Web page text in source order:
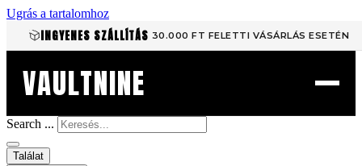
Ugrás a tartalomhoz
INGYENES SZÁLLÍTÁS 30.000 FT FELETTI VÁSÁRLÁS ESETÉN
VAULTNINE
Search ...
Találat